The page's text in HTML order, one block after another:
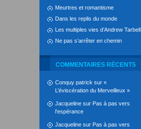
Meurtres et romantisme
Dans les replis du monde
Les multiples vies d’Andrew Tarbell
Ne pas s’arrêter en chemin
COMMENTAIRES RÉCENTS
Conquy patrick sur «
L’éviscération du Merveilleux »
Jacqueline sur Pas à pas vers
l’espérance
Jacqueline sur Pas à pas vers